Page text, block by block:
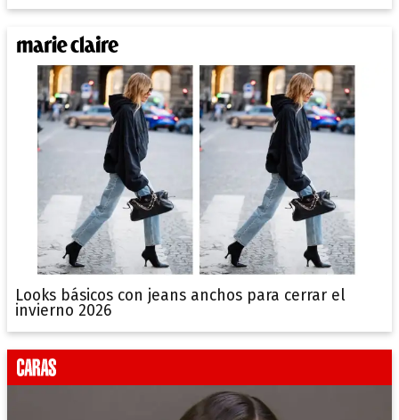
Looks básicos con jeans anchos para cerrar el
invierno 2026